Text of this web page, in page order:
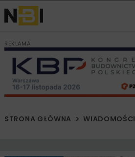
REKLAMA
STRONA GŁÓWNA WIADOMOŚCI